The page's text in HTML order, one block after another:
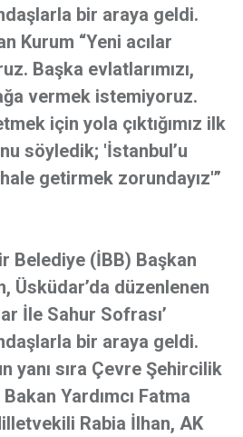
bir araya geldi.
Kurum “Yeni acılar
Başka evlatlarımızı,
vermek istemiyoruz.
için yola çıktığımız ilk
söyledik; 'İstanbul’u
getirmek zorundayız'”
Belediye (İBB) Başkan
Üsküdar’da düzenlenen
İle Sahur Sofrası’
bir araya geldi.
yanı sıra Çevre Şehircilik
Yardımcı Fatma
Rabia İlhan, AK